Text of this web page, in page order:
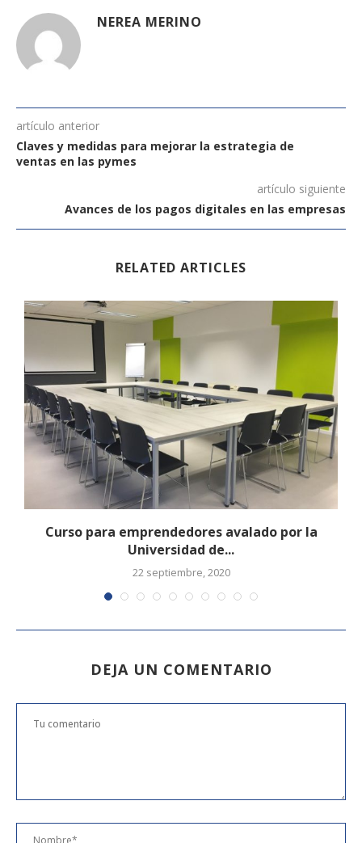
NEREA MERINO
artículo anterior
Claves y medidas para mejorar la estrategia de
ventas en las pymes
artículo siguiente
Avances de los pagos digitales en las empresas
RELATED ARTICLES
Curso para emprendedores avalado por la
Universidad de...
22 septiembre, 2020
DEJA UN COMENTARIO